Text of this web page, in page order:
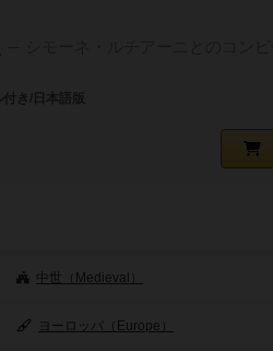
中世（Medieval）
ヨーロッパ（Europe）